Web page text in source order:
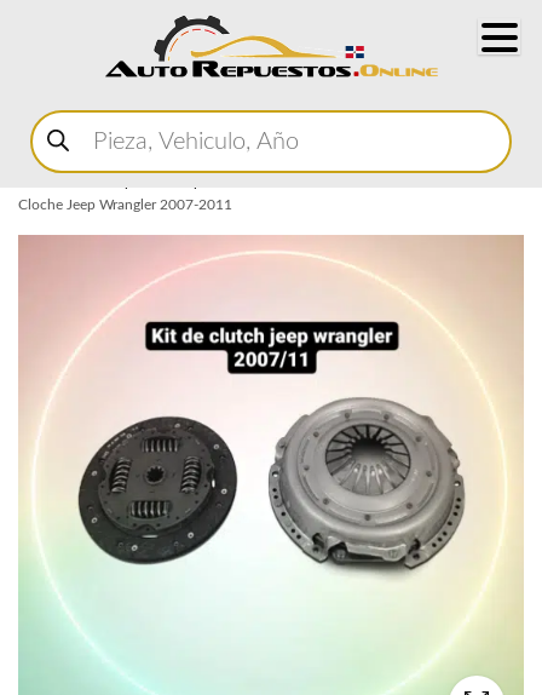
Buscar
productos
Cloche Jeep Wrangler 2007-2011